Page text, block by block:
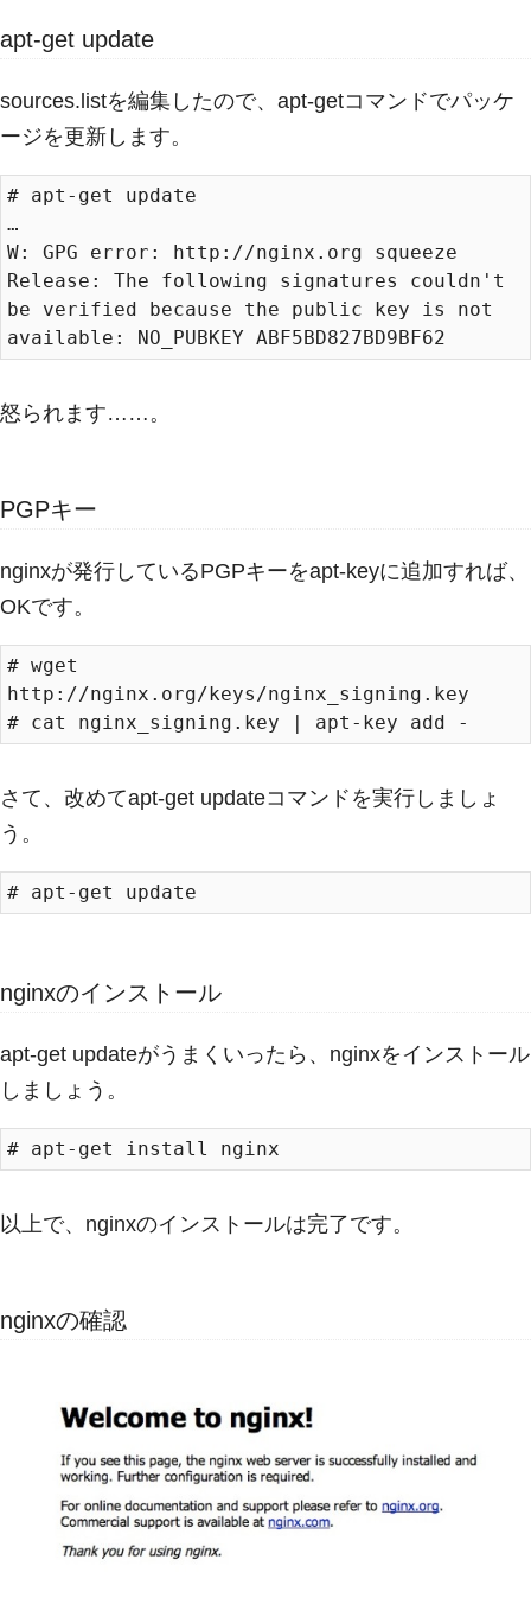
apt-get update
sources.listを編集したので、apt-getコマンドでパッケ
ージを更新します。
# apt-get update
…
W: GPG error: http://nginx.org squeeze
Release: The following signatures couldn't
be verified because the public key is not
怒られます……。
PGPキー
nginxが発行しているPGPキーをapt-keyに追加すれば、
OKです。
# wget
http://nginx.org/keys/nginx_signing.key
さて、改めてapt-get updateコマンドを実行しましょ
う。
nginxのインストール
apt-get updateがうまくいったら、nginxをインストール
しましょう。
以上で、nginxのインストールは完了です。
nginxの確認